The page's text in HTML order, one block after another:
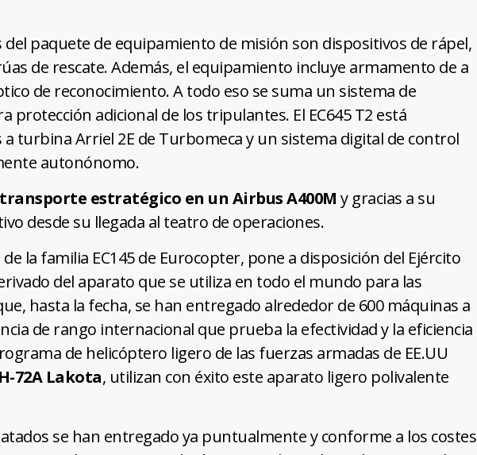
paquete de equipamiento de misión son dispositivos de rápel,
de rescate. Además, el equipamiento incluye armamento de a
de reconocimiento. A todo eso se suma un sistema de
protección adicional de los tripulantes. El EC645 T2 está
turbina Arriel 2E de Turbomeca y un sistema digital de control
autonónomo.
estratégico en un Airbus A400M y gracias a su
desde su llegada al teatro de operaciones.
la familia EC145 de Eurocopter, pone a disposición del Ejército
del aparato que se utiliza en todo el mundo para las
hasta la fecha, se han entregado alrededor de 600 máquinas a
de rango internacional que prueba la efectividad y la eficiencia
de helicóptero ligero de las fuerzas armadas de EE.UU
72A Lakota, utilizan con éxito este aparato ligero polivalente
se han entregado ya puntualmente y conforme a los costes